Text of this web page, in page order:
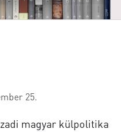
25.
magyar külpolitika